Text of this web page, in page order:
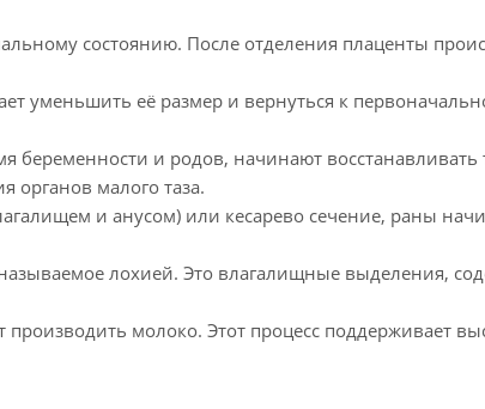
состоянию. После отделения плаценты
уменьшить её размер и вернуться к
и родов, начинают восстанавливать
органов малого таза.
и анусом) или кесарево сечение, раны
лохией. Это влагалищные выделения,
молоко. Этот процесс поддерживает